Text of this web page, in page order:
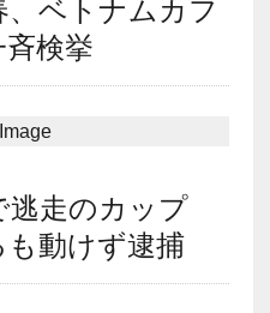
検挙
走のカップ
動けず逮捕